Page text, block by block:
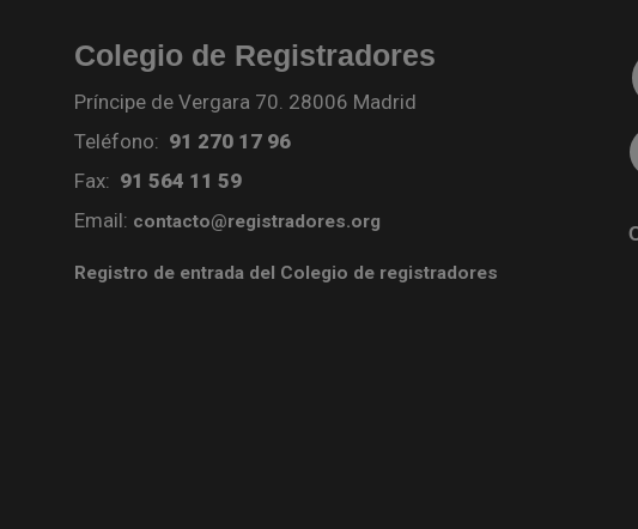
Colegio de Registradores
Príncipe de Vergara 70. 28006 Madrid
Teléfono: 91 270 17 96
Fax: 91 564 11 59
Email: contacto@registradores.org
Registro de entrada del Colegio de registradores